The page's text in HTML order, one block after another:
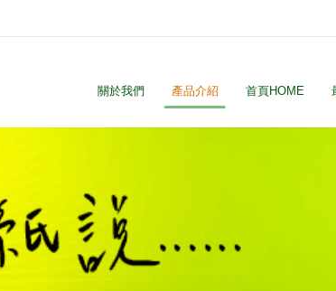
關於我們 產品介紹 首頁HOME